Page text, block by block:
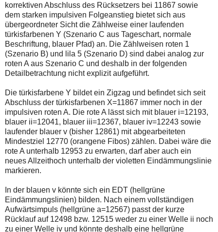
korrektiven Abschluss des Rücksetzers bei 11867 sowie
dem starken impulsiven Folgeanstieg bietet sich aus
übergeordneter Sicht die Zählweise einer laufenden
türkisfarbenen Y (Szenario C aus Tageschart, normale
Beschriftung, blauer Pfad) an. Die Zählweisen roten 1
(Szenario B) und lila 5 (Szenario D) sind dabei analog zur
roten A aus Szenario C und deshalb in der folgenden
Detailbetrachtung nicht explizit aufgeführt.
Die türkisfarbene Y bildet ein Zigzag und befindet sich seit
Abschluss der türkisfarbenen X=11867 immer noch in der
impulsiven roten A. Die rote A lässt sich mit blauer i=12193,
blauer ii=12041, blauer iii=12367, blauer iv=12243 sowie
laufender blauer v (bisher 12861) mit abgearbeiteten
Mindestziel 12770 (orangene Fibos) zählen. Dabei wäre die
rote A unterhalb 12953 zu erwarten, darf aber auch ein
neues Allzeithoch unterhalb der violetten Eindämmungslinie
markieren.
In der blauen v könnte sich ein EDT (hellgrüne
Eindämmungslinien) bilden. Nach einem vollständigen
Aufwärtsimpuls (hellgrüne a=12567) passt der kurze
Rücklauf auf 12498 bzw. 12515 weder zu einer Welle ii noch
zu einer Welle iv und könnte deshalb eine hellgrüne